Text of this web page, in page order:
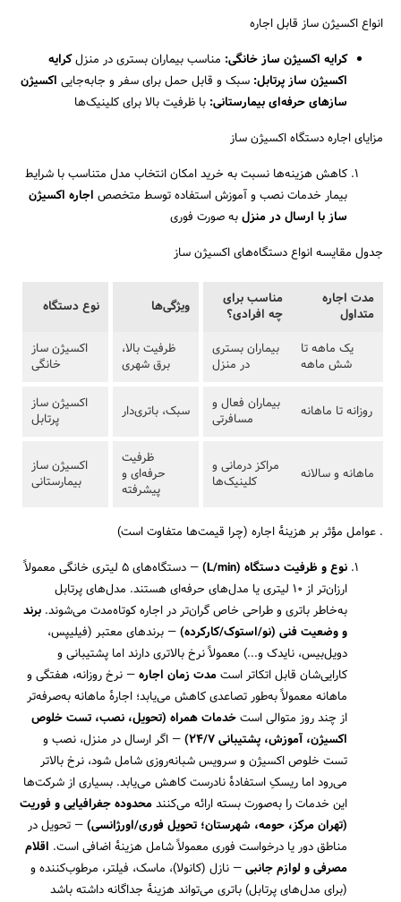
انواع اکسیژن ساز قابل اجاره
کرایه اکسیژن ساز خانگی: مناسب بیماران بستری در منزلکرایه
اکسیژن ساز پرتابل: سبک و قابل حمل برای سفر و جابه‌جایی اکسیژن
سازهای حرفه‌ای بیمارستانی: با ظرفیت بالا برای کلینیک‌ها
مزایای اجاره دستگاه اکسیژن ساز
کاهش هزینه‌ها نسبت به خرید امکان انتخاب مدل متناسب با شرایط
بیمار خدمات نصب و آموزش استفاده توسط متخصص اجاره اکسیژن
ساز با ارسال در منزلبه صورت فوری
جدول مقایسه انواع دستگاه‌های اکسیژن ساز
نوع دستگاه ویژگی‌ها
مناسب برای
چه افرادی؟
مدت اجاره
متداول
اکسیژن ساز
خانگی
ظرفیت بالا،
برق شهری
بیماران بستری
در منزل
یک ماهه تا
شش ماهه
اکسیژن ساز
پرتابل
سبک، باتری‌دار
بیماران فعال و
مسافرتی
روزانه تا ماهانه
اکسیژن ساز
بیمارستانی
ظرفیت
حرفه‌ای و
پیشرفته
مراکز درمانی و
کلینیک‌ها
ماهانه و سالانه
. عوامل مؤثر بر هزینهٔ اجاره (چرا قیمت‌ها متفاوت است)
نوع و ظرفیت دستگاه (L/min)
— دستگاه‌های ۵ لیتری خانگی معمولاً
ارزان‌تر از ۱۰ لیتری یا مدل‌های حرفه‌ای هستند. مدل‌های پرتابل
به‌خاطر باتری و طراحی خاص گران‌تر در اجاره کوتاه‌مدت می‌شوند. برند
و وضعیت فنی (نو/استوک/کارکرده)— برندهای معتبر (فیلیپس،
دویل‌بیس، نایدک و...) معمولاً نرخ بالاتری دارند اما پشتیبانی و
کارایی‌شان قابل اتکا‌تر استمدت زمان اجاره— نرخ روزانه، هفتگی و
ماهانه معمولاً به‌طور تصاعدی کاهش می‌یابد؛ اجارهٔ ماهانه به‌صرفه‌تر
از چند روز متوالی استخدمات همراه (تحویل، نصب، تست خلوص
اکسیژن، آموزش، پشتیبانی 24/7)
— اگر ارسال در منزل، نصب و
تست خلوص اکسیژن و سرویس شبانه‌روزی شامل شود، نرخ بالاتر
می‌رود اما ریسکِ استفادهٔ نادرست کاهش می‌یابد. بسیاری از شرکت‌ها
این خدمات را به‌صورت بسته ارائه می‌کنندمحدوده جغرافیایی و فوریت
(تهران مرکز، حومه، شهرستان؛ تحویل فوری/اورژانسی)— تحویل در
مناطق دور یا درخواست فوری معمولاً شامل هزینهٔ اضافی است. اقلام
مصرفی و لوازم جانبی— نازل (کانولا)، ماسک، فیلتر، مرطوب‌کننده و
(برای مدل‌های پرتابل) باتری می‌تواند هزینهٔ جداگانه داشته باشد